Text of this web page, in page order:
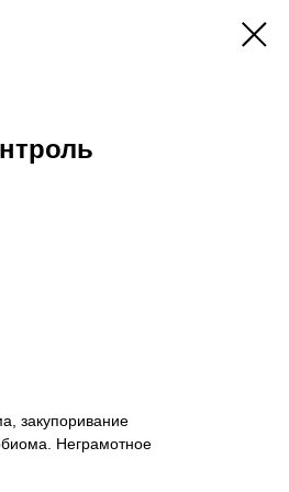
закупоривание
Неграмотное